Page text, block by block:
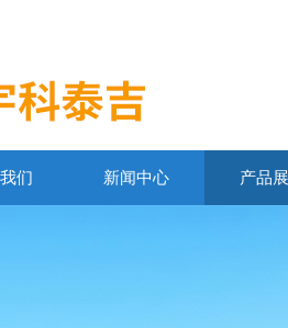
们 新闻中心 产品